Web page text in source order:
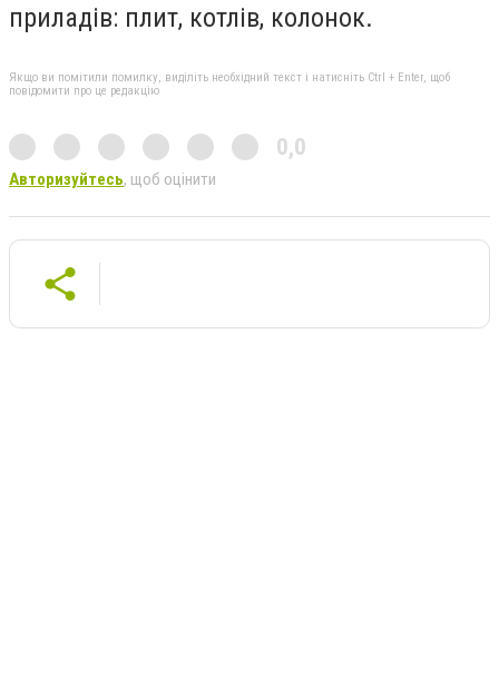
приладів: плит, котлів, колонок.
Якщо ви помітили помилку, виділіть необхідний текст і натисніть Ctrl + Enter, щоб
повідомити про це редакцію
0,0
Авторизуйтесь, щоб оцінити